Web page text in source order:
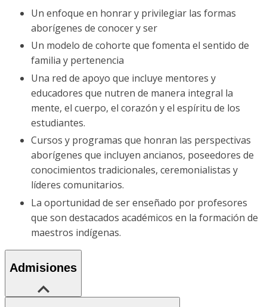
Un enfoque en honrar y privilegiar las formas
aborígenes de conocer y ser
Un modelo de cohorte que fomenta el sentido de
familia y pertenencia
Una red de apoyo que incluye mentores y
educadores que nutren de manera integral la
mente, el cuerpo, el corazón y el espíritu de los
estudiantes.
Cursos y programas que honran las perspectivas
aborígenes que incluyen ancianos, poseedores de
conocimientos tradicionales, ceremonialistas y
líderes comunitarios.
La oportunidad de ser enseñado por profesores
que son destacados académicos en la formación de
maestros indígenas.
Admisiones